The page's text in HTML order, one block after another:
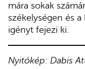
mára sokak
székelységen és
igényt fejezi ki.
Nyitókép: Dabis